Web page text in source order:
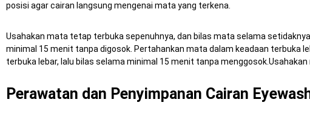
posisi agar cairan langsung mengenai mata yang terkena.
Usahakan mata tetap terbuka sepenuhnya, dan bilas mata selama
minimal 15 menit tanpa digosok. Pertahankan mata dalam keadaan terbuka
terbuka lebar, lalu bilas selama minimal 15 menit tanpa
Perawatan dan Penyimpanan Cairan